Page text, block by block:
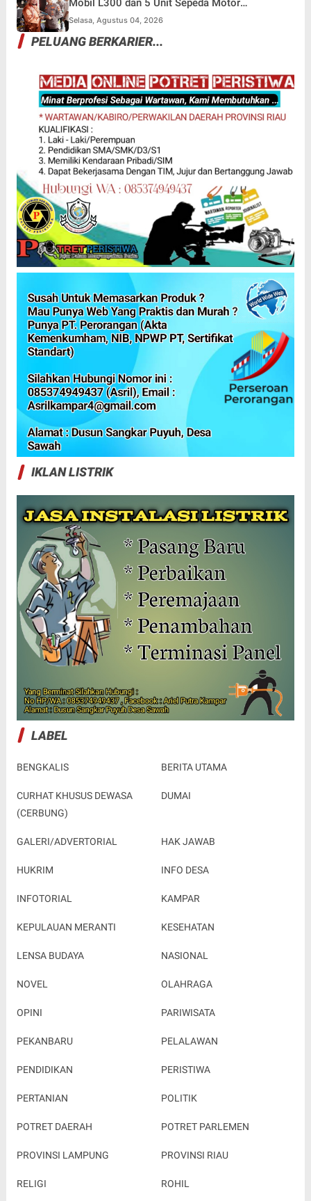
Mobil L300 dan 5 Unit Sepeda Motor
Dikembalikan
Selasa, Agustus 04, 2026
PELUANG BERKARIER...
IKLAN LISTRIK
LABEL
BENGKALIS BERITA UTAMA
CURHAT KHUSUS DEWASA
(CERBUNG)
DUMAI
GALERI/ADVERTORIAL HAK JAWAB
HUKRIM INFO DESA
INFOTORIAL KAMPAR
KEPULAUAN MERANTI KESEHATAN
LENSA BUDAYA NASIONAL
NOVEL OLAHRAGA
OPINI PARIWISATA
PEKANBARU PELALAWAN
PENDIDIKAN PERISTIWA
PERTANIAN POLITIK
POTRET DAERAH POTRET PARLEMEN
PROVINSI LAMPUNG PROVINSI RIAU
RELIGI ROHIL